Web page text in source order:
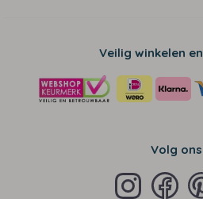
Veilig winkelen
Volg